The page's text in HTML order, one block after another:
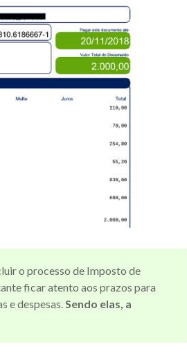
o processo de Imposto de
ficar atento aos prazos para
e despesas.Sendo elas, a